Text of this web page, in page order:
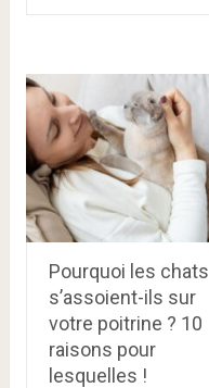
Pourquoi les chats
s’assoient-ils sur
votre poitrine ? 10
raisons pour
lesquelles !